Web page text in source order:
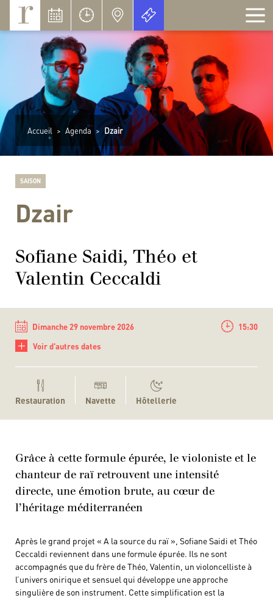
Accueil > Agenda > Dzair
SAISON
Dzair
Sofiane Saidi, Théo et
Valentin Ceccaldi
Dimanche 29 novembre 2026 15:30
+ Voir d'autres dates
Restauration Navette Hôtellerie
Grâce à cette formule épurée, le violoniste et le
chanteur de raï retrouvent une intensité
directe, une émotion brute, au cœur de
l’héritage méditerranéen
Après le grand projet « A la source du raï », Sofiane Saidi et Théo
Ceccaldi reviennent dans une formule épurée. Ils ne sont
accompagnés que du frère de Théo, Valentin, un violoncelliste à
l’univers onirique et sensuel qui développe une approche
singulière de son instrument. Cette simplification est la
Panneau de gestion des cookies